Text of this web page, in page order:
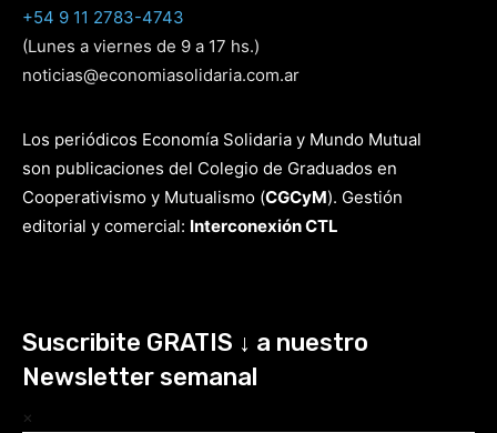
+54 9 11 2783-4743
(Lunes a viernes de 9 a 17 hs.)
noticias@economiasolidaria.com.ar
Los periódicos Economía Solidaria y Mundo Mutual
son publicaciones del Colegio de Graduados en
Cooperativismo y Mutualismo (CGCyM). Gestión
editorial y comercial: Interconexión CTL
Suscribite GRATIS ↓ a nuestro
Newsletter semanal
×